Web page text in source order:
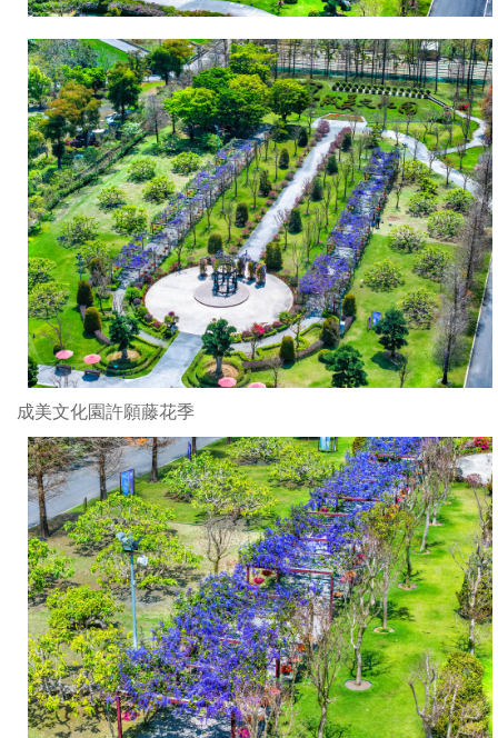
成美文化園許願藤花季